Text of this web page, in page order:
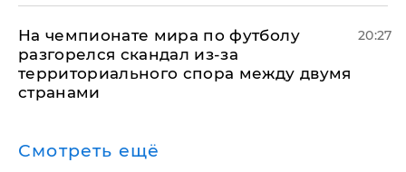
На чемпионате мира по футболу
разгорелся скандал из-за
территориального спора между двумя
странами
20:27
Смотреть ещё